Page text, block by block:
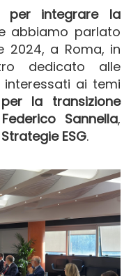
per integrare la
abbiamo parlato
2024, a Roma, in
dedicato alle
ai temi
la transizione
Federico Sannella,
Strategie ESG.